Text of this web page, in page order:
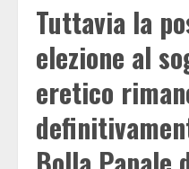
Tuttavia la
elezione al
eretico